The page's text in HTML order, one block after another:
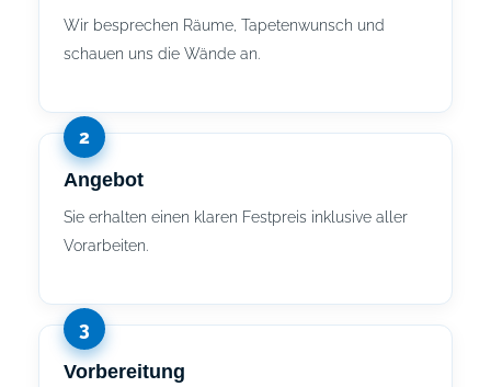
Wir besprechen Räume, Tapetenwunsch und
schauen uns die Wände an.
Angebot
Sie erhalten einen klaren Festpreis inklusive aller
Vorarbeiten.
Vorbereitung